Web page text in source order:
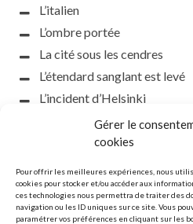
Gérer le
cookies
Pour offrir les meilleures expériences, nous
cookies pour stocker et/ou accéder aux
ces technologies nous permettra de traiter des
navigation ou les ID uniques sur ce site. Vous
paramétrer vos préférences en cliquant sur les
L’italien
L’ombre portée
La cité sous les cendres
L’étendard sanglant est levé
L’incident d’Helsinki
la petite fasciste
Toutes les nuances de la nuit
Que s’obscurcissent le
Le silence